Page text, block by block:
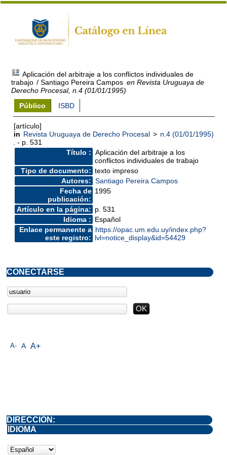
Aplicación del arbitraje a los conflictos individuales de
trabajo / Santiago Pereira Campos en Revista Uruguaya de
Derecho Procesal, n.4 (01/01/1995)
Público
ISBD
[artículo]
in Revista Uruguaya de Derecho Procesal > n.4 (01/01/1995)
. - p. 531
Título : Aplicación del arbitraje a los
conflictos individuales de trabajo
Tipo de documento: texto impreso
Autores: Santiago Pereira Campos
Fecha de
publicación:
1995
Artículo en la página: p. 531
Idioma : Español
Enlace permanente a
este registro:
https://opac.um.edu.uy/index.php?
lvl=notice_display&id=54429
A- A A+
CONECTARSE
DIRECCIÓN:
IDIOMA